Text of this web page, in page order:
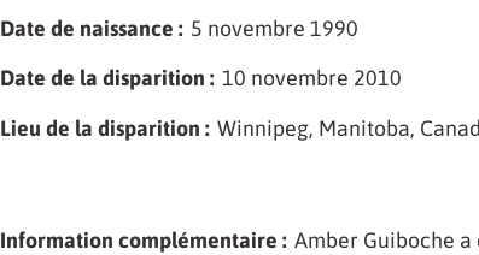
Date de naissance : 5 novembre 1990
Date de la disparition : 10 novembre 2010
Lieu de la disparition : Winnipeg, Manitoba,
Information complémentaire : Amber Guiboche